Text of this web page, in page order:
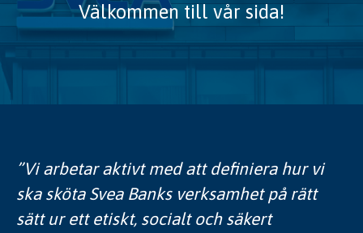
Välkommen till vår sida!
”Vi arbetar aktivt med att definiera hur vi
ska sköta Svea Banks verksamhet på rätt
sätt ur ett etiskt, socialt och säkert